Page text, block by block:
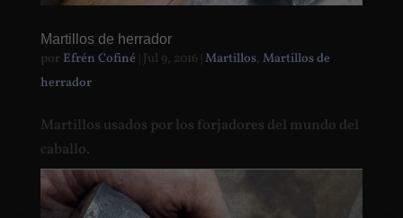
Martillos de herrador
por Efrén Cofiné Jul 9, 2016 Martillos, Martillos de
herrador
Martillos usados por los forjadores del mundo del
caballo.